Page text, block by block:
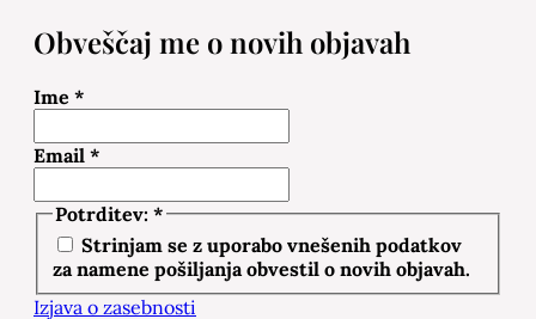
Obveščaj me o novih objavah
Ime *
Email *
Potrditev: *
Strinjam se z uporabo vnešenih podatkov
za namene pošiljanja obvestil o novih objavah.
Izjava o zasebnosti